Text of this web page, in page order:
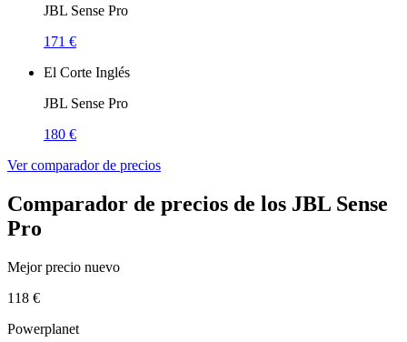
JBL Sense Pro
171 €
El Corte Inglés
JBL Sense Pro
180 €
Ver comparador de precios
Comparador de precios de los JBL Sense
Pro
Mejor precio nuevo
118 €
Powerplanet